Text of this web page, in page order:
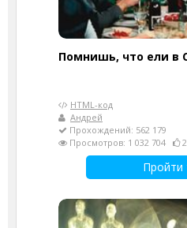
Помнишь, что ели в
HTML-код
Андрей
Прохождений: 562 179
Просмотров: 1 032 704
Пройти